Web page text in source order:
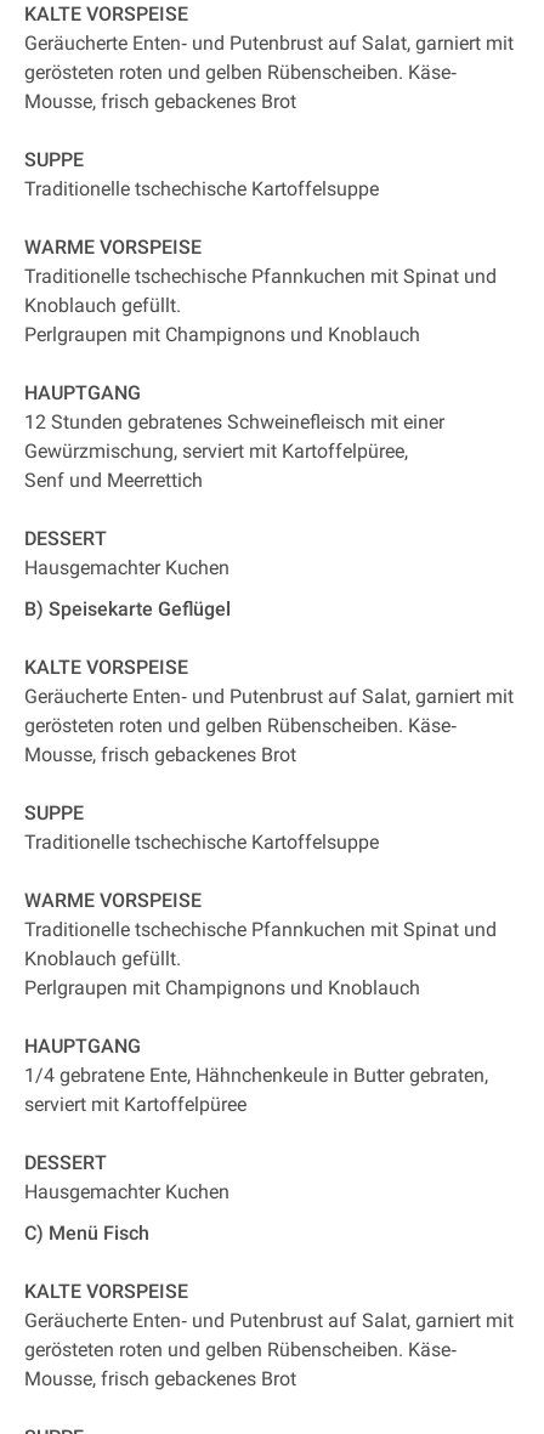
KALTE VORSPEISE
Geräucherte Enten‐ und Putenbrust auf Salat, garniert mit
gerösteten roten und gelben Rübenscheiben. Käse‐
Mousse, frisch gebackenes Brot
SUPPE
Traditionelle tschechische Kartoffelsuppe
WARME VORSPEISE
Traditionelle tschechische Pfannkuchen mit Spinat und
Knoblauch gefüllt.
Perlgraupen mit Champignons und Knoblauch
HAUPTGANG
12 Stunden gebratenes Schweinefleisch mit einer
Gewürzmischung, serviert mit Kartoffelpüree,
Senf und Meerrettich
DESSERT
Hausgemachter Kuchen
B) Speisekarte Geflügel
KALTE VORSPEISE
Geräucherte Enten‐ und Putenbrust auf Salat, garniert mit
gerösteten roten und gelben Rübenscheiben. Käse‐
Mousse, frisch gebackenes Brot
SUPPE
Traditionelle tschechische Kartoffelsuppe
WARME VORSPEISE
Traditionelle tschechische Pfannkuchen mit Spinat und
Knoblauch gefüllt.
Perlgraupen mit Champignons und Knoblauch
HAUPTGANG
1/4 gebratene Ente, Hähnchenkeule in Butter gebraten,
serviert mit Kartoffelpüree
DESSERT
Hausgemachter Kuchen
C) Menü Fisch
KALTE VORSPEISE
Geräucherte Enten‐ und Putenbrust auf Salat, garniert mit
gerösteten roten und gelben Rübenscheiben. Käse‐
Mousse, frisch gebackenes Brot